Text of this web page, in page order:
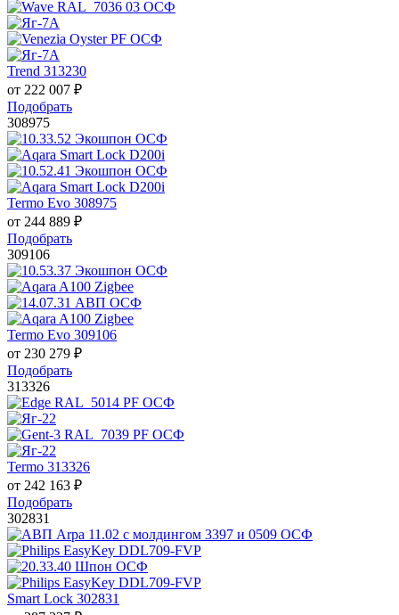
Trend 313230
от 222 007 ₽
Подобрать
308975
Termo Evo 308975
от 244 889 ₽
Подобрать
309106
Termo Evo 309106
от 230 279 ₽
Подобрать
313326
Termo 313326
от 242 163 ₽
Подобрать
302831
Smart Lock 302831